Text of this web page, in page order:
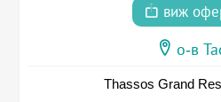
виж
о-в
Thassos Grand